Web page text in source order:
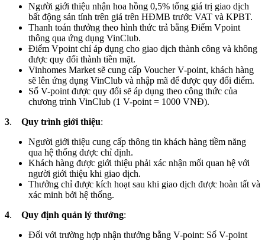
Người giới thiệu nhận hoa hồng 0,5% tổng giá trị giao dịch
bất động sản tính trên giá trên HĐMB trước VAT và KPBT.
Thanh toán thưởng theo hình thức trả bằng Điểm Vpoint
thông qua ứng dụng VinClub.
Điểm Vpoint chỉ áp dụng cho giao dịch thành công và không
được quy đổi thành tiền mặt.
Vinhomes Market sẽ cung cấp Voucher V-point, khách hàng
sẽ lên ứng dụng VinClub và nhập mã để được quy đổi điểm.
Số V-point được quy đổi sẽ áp dụng theo công thức của
chương trình VinClub (1 V-point = 1000 VNĐ).
3. Quy trình giới thiệu:
Người giới thiệu cung cấp thông tin khách hàng tiềm năng
qua hệ thống được chỉ định.
Khách hàng được giới thiệu phải xác nhận mối quan hệ với
người giới thiệu khi giao dịch.
Thưởng chỉ được kích hoạt sau khi giao dịch được hoàn tất và
xác minh bởi hệ thống.
4. Quy định quản lý thưởng:
Đối với trường hợp nhận thưởng bằng V-point: Số V-point